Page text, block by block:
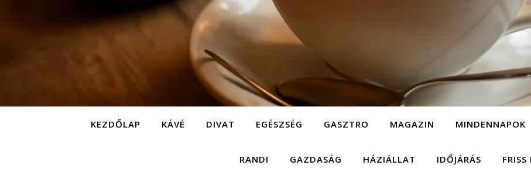
KEZDŐLAP KÁVÉ DIVAT EGÉSZSÉG GASZTRO MAGAZIN MINDENNAPOK
RANDI GAZDASÁG HÁZIÁLLAT IDŐJÁRÁS FRISS